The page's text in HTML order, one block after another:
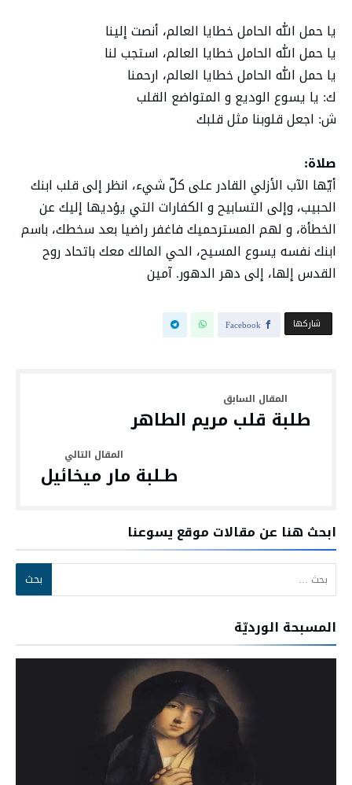
یا حمل الله الحامل خطایا العالم، أنصت إلینا
یا حمل الله الحامل خطایا العالم، استجب لنا
یا حمل الله الحامل خطایا العالم، ارحمنا
ك: یا یسوع الودیع و المتواضع القلب
ش: اجعل قلوبنا مثل قلبك
صلاة:
أیّھا الآب الأزلي القادر على كلّ شيء، انظر إلى قلب ابنك
الحبیب، وإلى التسابیح و الكفارات التي یؤدیھا إلیك عن
الخطأة، و لھم المسترحمیك فاغفر راضیا بعد سخطك، باسم
ابنك نفسه یسوع المسیح، الحي المالك معك باتحاد روح
القدس إلھا، إلى دھر الدھور. آمین
‫‫ شاركها‬ Facebook
طلبة قلب مريم الطاهر
طـلبة مار ميخائيل
ابحث هنا عن مقالات موقع يسوعنا
البحث عن:
المسبحة الورديّة